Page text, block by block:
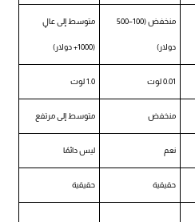
منخفض (100–500
دولار)
متوسط إلى عالٍ
(1000+ دولار)
0.01 لوت 1.0 لوت
منخفض متوسط إلى مرتفع
نعم ليس دائمًا
حقيقية حقيقية